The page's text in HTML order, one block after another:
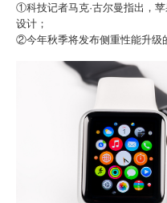
①科技记者马克·古尔曼指出，
设计；
②今年秋季将发布侧重性能升级